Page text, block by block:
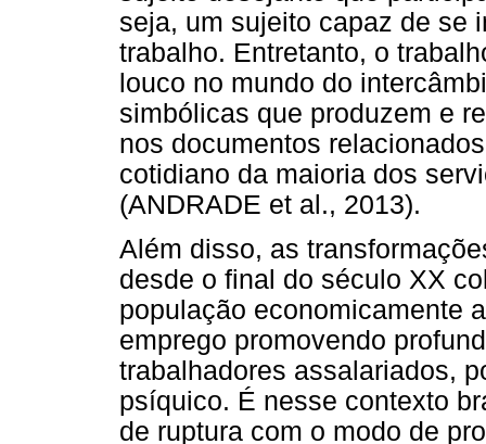
seja, um sujeito capaz de se
trabalho. Entretanto, o
louco no mundo do
simbólicas que produzem e
nos documentos
cotidiano da maioria dos
(ANDRADE et al., 2013).
Além disso, as
desde o final do século XX
população economicamente
emprego promovendo
trabalhadores assalariados,
psíquico. É nesse contexto
de ruptura com o modo de